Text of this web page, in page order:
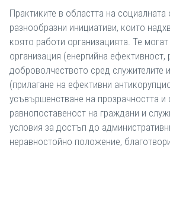
Практиките в областта на
разнообразни инициативи, които
която работи организацията. Те
организация (енергийна
доброволчеството сред служителите
(прилагане на ефективни
усъвършенстване на прозрачността
равнопоставеност на граждани и
условия за достъп до
неравностойно положение,